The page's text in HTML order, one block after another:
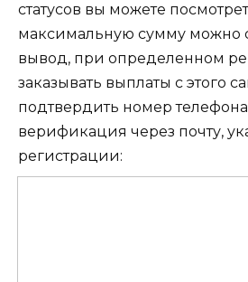
статусов вы можете
максимальную сумму можно
вывод, при определенном
заказывать выплаты с этого
подтвердить номер
верификация через почту,
регистрации: